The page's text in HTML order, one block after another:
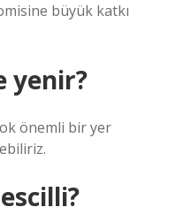
büyük katkı
yenir?
önemli bir yer